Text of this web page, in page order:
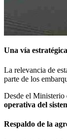
Una vía
La relevancia de
parte de los
Desde el Ministerio
operativa del
Respaldo de la